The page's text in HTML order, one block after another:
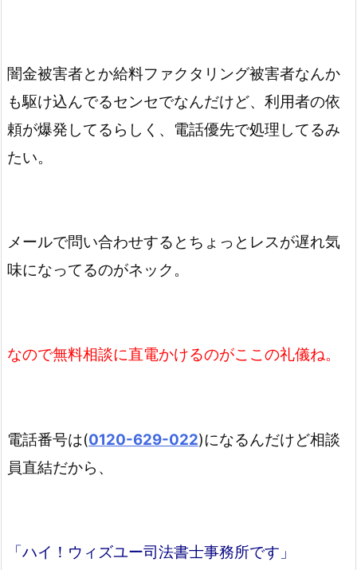
闇金被害者とか給料ファクタリング被害者なんか
も駆け込んでるセンセでなんだけど、利用者の依
頼が爆発してるらしく、電話優先で処理してるみ
たい。
メールで問い合わせするとちょっとレスが遅れ気
味になってるのがネック。
なので無料相談に直電かけるのがここの礼儀ね。
電話番号は(0120-629-022)になるんだけど相談
員直結だから、
「ハイ！ウィズユー司法書士事務所です」